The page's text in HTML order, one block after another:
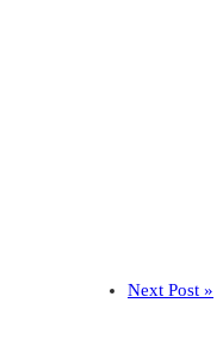
Next Post »